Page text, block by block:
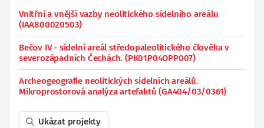
Vnitřní a vnější vazby neolitického sídelního areálu
(IAA800020503)
Bečov IV - sídelní areál středopaleolitického člověka v
severozápadních Čechách. (PK01P04OPP007)
Archeogeografie neolitických sídelních areálů.
Mikroprostorová analýza artefaktů (GA404/03/0361)
Ukázat projekty